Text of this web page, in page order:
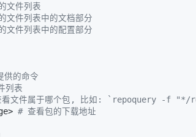
文件列表
文件列表中的文档部分
文件列表中的配置部分
的命令
列表
看文件属于哪个包, 比如: `repoquery -f "*/
# 查看包的下载地址